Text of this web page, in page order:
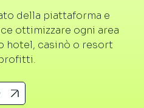
della piattaforma e
ottimizzare ogni area
hotel, casinò o resort